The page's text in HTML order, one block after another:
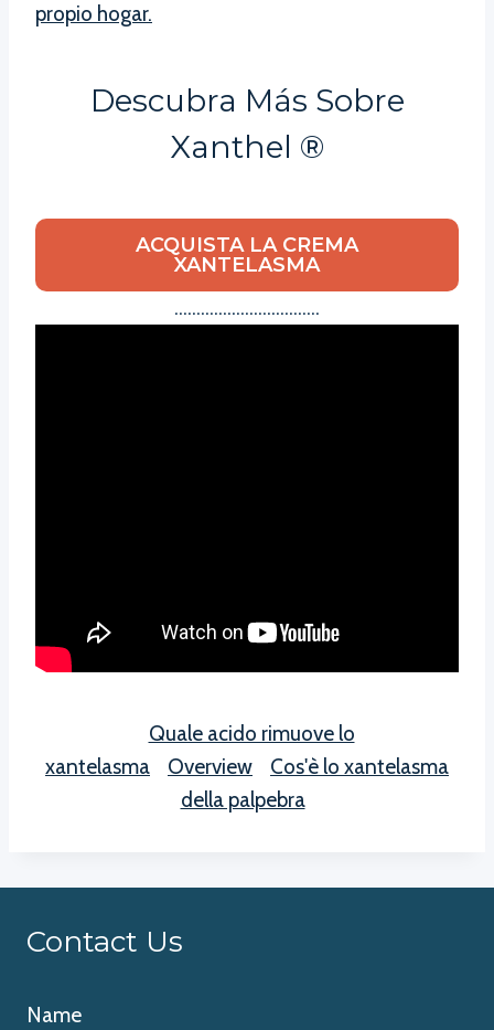
propio hogar.
Descubra Más Sobre
Xanthel ®
ACQUISTA LA CREMA
XANTELASMA
……………………………
Quale acido rimuove lo
xantelasma
Overview
Cos'è lo xantelasma
della palpebra
Contact Us
Name